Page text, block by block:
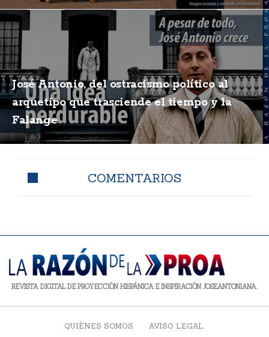
José Antonio, del ostracismo político al
arquetipo que trasciende el tiempo y la
Falange
COMENTARIOS
REVISTA DIGITAL DE PROYECCIÓN HISPÁNICA E INSPIRACIÓN JOSEANTONIANA.
QUIÉNES SOMOS AVISO LEGAL